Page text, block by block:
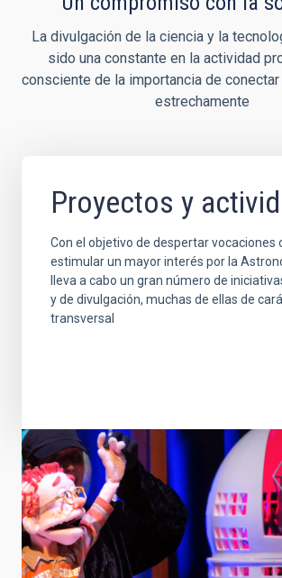
La divulgación de la ciencia y la
sido una constante en la actividad
consciente de la importancia de
estrechamente
Proyectos y
Con el objetivo de despertar vocaciones
estimular un mayor interés por la
lleva a cabo un gran número de
y de divulgación, muchas de ellas de
transversal